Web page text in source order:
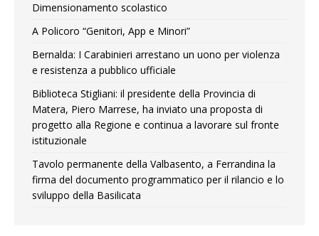
Dimensionamento scolastico
A Policoro “Genitori, App e Minori”
Bernalda: I Carabinieri arrestano un uono per violenza
e resistenza a pubblico ufficiale
Biblioteca Stigliani: il presidente della Provincia di
Matera, Piero Marrese, ha inviato una proposta di
progetto alla Regione e continua a lavorare sul fronte
istituzionale
Tavolo permanente della Valbasento, a Ferrandina la
firma del documento programmatico per il rilancio e lo
sviluppo della Basilicata